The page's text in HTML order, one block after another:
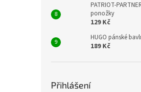
PATRIOT-
ponožky
129 Kč
HUGO pánské
189 Kč
Přihlášení